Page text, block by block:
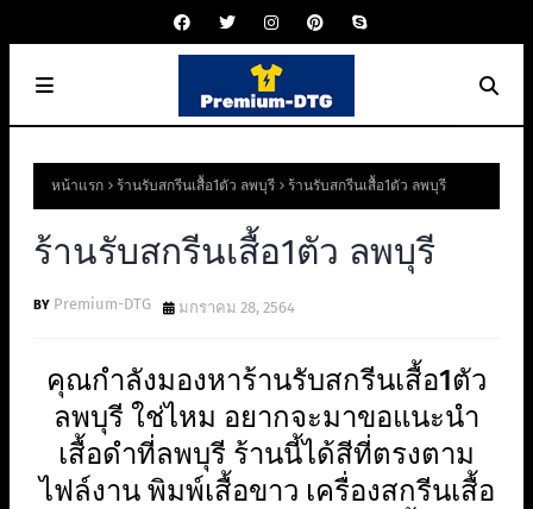
หน้าแรก ร้านรับสกรีนเสื้อ1ตัว ลพบุรี ร้านรับสกรีนเสื้อ1ตัว ลพบุรี
ร้านรับสกรีนเสื้อ1ตัว ลพบุรี
Premium-DTG มกราคม 28, 2564
คุณกำลังมองหาร้านรับสกรีนเสื้อ1ตัว
ลพบุรี ใช่ไหม อยากจะมาขอแนะนำ
เสื้อดำที่ลพบุรี ร้านนี้ได้สีที่ตรงตาม
ไฟล์งาน พิมพ์เสื้อขาว เครื่องสกรีนเสื้อ